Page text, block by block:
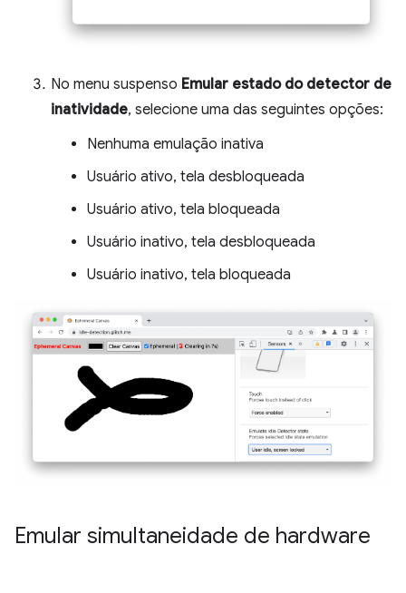
No menu suspenso Emular estado do detector de
inatividade, selecione uma das seguintes opções:
Nenhuma emulação inativa
Usuário ativo, tela desbloqueada
Usuário ativo, tela bloqueada
Usuário inativo, tela desbloqueada
Usuário inativo, tela bloqueada
Emular simultaneidade de hardware